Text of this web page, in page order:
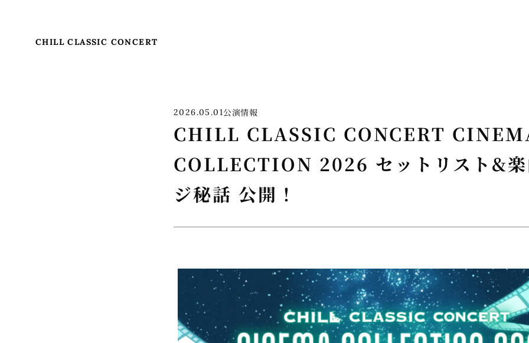
CHILL CLASSIC CONCERT
2026.05.01公演情報
CHILL CLASSIC CONCERT
COLLECTION 2026 セットリスト&楽
ジ秘話 公開！